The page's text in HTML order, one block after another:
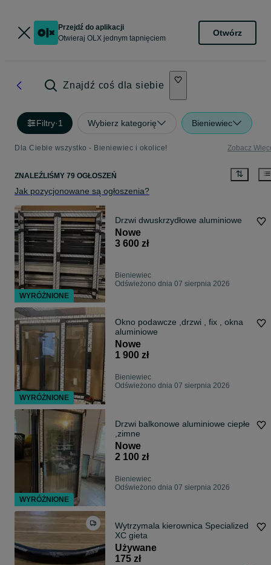
Przejdź do aplikacji
Otwieraj OLX jednym tapnięciem
Otwórz
Znajdź coś dla siebie
Filtry·1 Wybierz kategorię Bieniewiec
Dla Ciebie wszystko - Bieniewiec i okolice! Zobacz
ZNALEŹLIŚMY 79 OGŁOSZEŃ
Jak pozycjonowane są ogłoszenia?
Drzwi dwuskrzydłowe aluminiowe
Nowe
3 600 zł
Bieniewiec
Odświeżono dnia 07 sierpnia 2026
Okno podawcze ,drzwi , fix , okna
aluminiowe
Nowe
1 900 zł
Bieniewiec
Odświeżono dnia 07 sierpnia 2026
Drzwi balkonowe aluminiowe ciepłe
,zimne
Nowe
2 100 zł
Bieniewiec
Odświeżono dnia 07 sierpnia 2026
Wytrzymala kierownica Specialized
XC gieta
Używane
175 zł
WYRÓŻNIONE
WYRÓŻNIONE
WYRÓŻNIONE